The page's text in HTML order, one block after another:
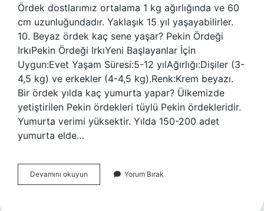
Ördek dostlarımız ortalama 1 kg ağırlığında ve 60
cm uzunluğundadır. Yaklaşık 15 yıl yaşayabilirler.
10. Beyaz ördek kaç sene yaşar? Pekin Ördeği
IrkıPekin Ördeği IrkıYeni Başlayanlar İçin
Uygun:Evet Yaşam Süresi:5-12 yılAğırlığı:Dişiler (3-
4,5 kg) ve erkekler (4-4,5 kg).Renk:Krem beyazı.
Bir ördek yılda kaç yumurta yapar? Ülkemizde
yetiştirilen Pekin ördekleri tüylü Pekin ördekleridir.
Yumurta verimi yüksektir. Yılda 150-200 adet
yumurta elde…
Devamını okuyun
Ördeğin
Yorum Bırak